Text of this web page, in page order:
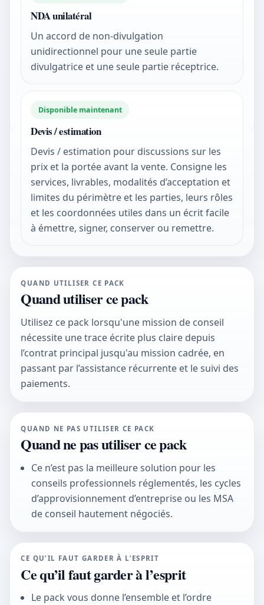
NDA unilatéral
Un accord de non-divulgation
unidirectionnel pour une seule partie
divulgatrice et une seule partie réceptrice.
Disponible maintenant
Devis / estimation
Devis / estimation pour discussions sur les
prix et la portée avant la vente. Consigne les
services, livrables, modalités d’acceptation et
limites du périmètre et les parties, leurs rôles
et les coordonnées utiles dans un écrit facile
à émettre, signer, conserver ou remettre.
QUAND UTILISER CE PACK
Quand utiliser ce pack
Utilisez ce pack lorsqu'une mission de conseil
nécessite une trace écrite plus claire depuis
l’contrat principal jusqu'au mission cadrée, en
passant par l’assistance récurrente et le suivi des
paiements.
QUAND NE PAS UTILISER CE PACK
Quand ne pas utiliser ce pack
Ce n’est pas la meilleure solution pour les
conseils professionnels réglementés, les cycles
d’approvisionnement d’entreprise ou les MSA
de conseil hautement négociés.
CE QU’IL FAUT GARDER À L’ESPRIT
Ce qu’il faut garder à l’esprit
Le pack vous donne l’ensemble et l’ordre